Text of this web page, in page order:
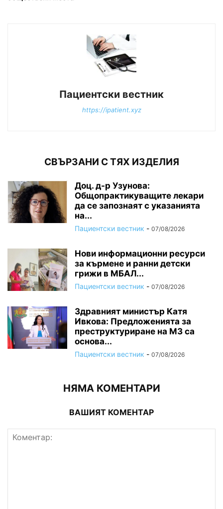
Пациентски вестник
https://ipatient.xyz
СВЪРЗАНИ С ТЯХ ИЗДЕЛИЯ
Доц. д-р Узунова:
Общопрактикуващите лекари
да се запознаят с указанията
на...
Пациентски вестник - 07/08/2026
Нови информационни ресурси
за кърмене и ранни детски
грижи в МБАЛ...
Пациентски вестник - 07/08/2026
Здравният министър Катя
Ивкова: Предложенията за
преструктуриране на МЗ са
основа...
Пациентски вестник - 07/08/2026
НЯМА КОМЕНТАРИ
ВАШИЯТ КОМЕНТАР